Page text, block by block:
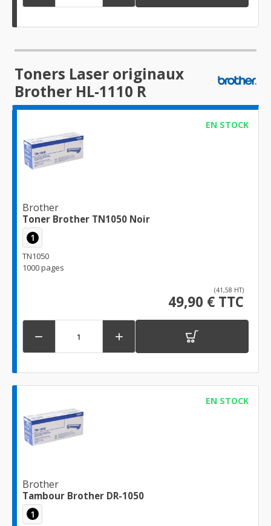
Toners Laser originaux
Brother HL-1110 R
EN STOCK
Brother
Toner Brother TN1050 Noir
1
TN1050
1000 pages
(41,58 HT)
49,90 € TTC
 
EN STOCK
Brother
Tambour Brother DR-1050
1